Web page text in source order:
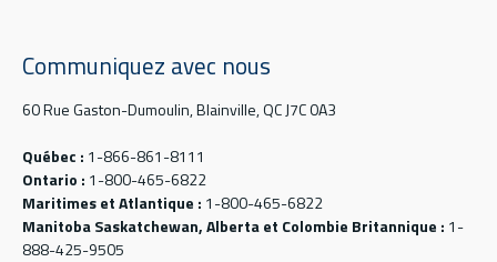
Communiquez avec nous
60 Rue Gaston-Dumoulin, Blainville, QC J7C 0A3
Québec : 1-866-861-8111
Ontario : 1-800-465-6822
Maritimes et Atlantique : 1-800-465-6822
Manitoba Saskatchewan, Alberta et Colombie Britannique : 1-
888-425-9505